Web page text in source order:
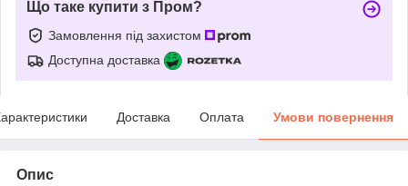
Що таке купити з Пром?
Замовлення під захистом
Доступна доставка
Доставка Оплата Умови повернення
Опис